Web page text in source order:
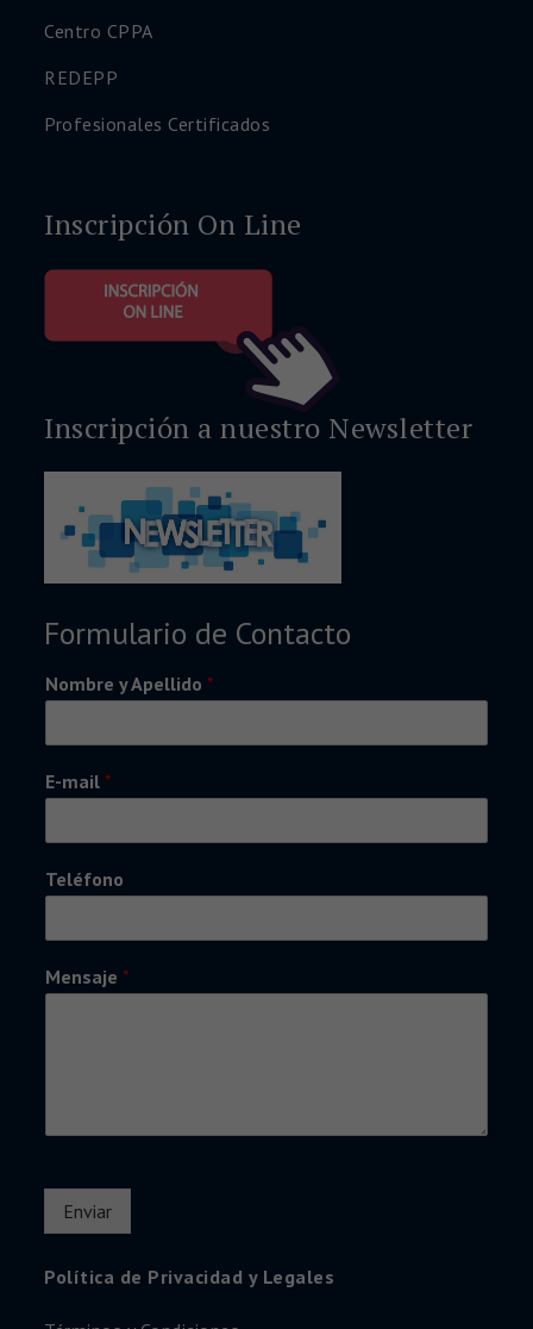
Centro CPPA
REDEPP
Profesionales Certificados
Inscripción On Line
Inscripción a nuestro Newsletter
Formulario de Contacto
Nombre y Apellido*
E-mail*
Teléfono
Mensaje*
Enviar
Política de Privacidad y Legales